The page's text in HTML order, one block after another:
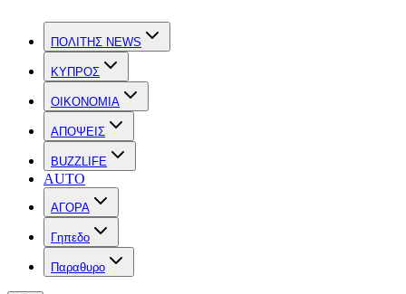
ΠΟΛΙΤΗΣ NEWS
ΚΥΠΡΟΣ
OIKONOMIA
ΑΠΟΨΕΙΣ
BUZZLIFE
AUTO
ΑΓΟΡΑ
Γηπεδο
Παραθυρο